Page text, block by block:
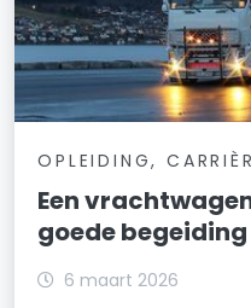
OPLEIDING,
Een
goede begeiding
6 maart 2026